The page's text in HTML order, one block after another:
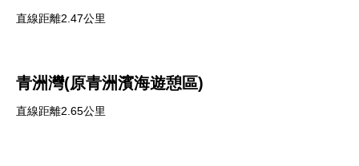
直線距離2.47公里
青洲灣(原青洲濱海遊憩區)
直線距離2.65公里